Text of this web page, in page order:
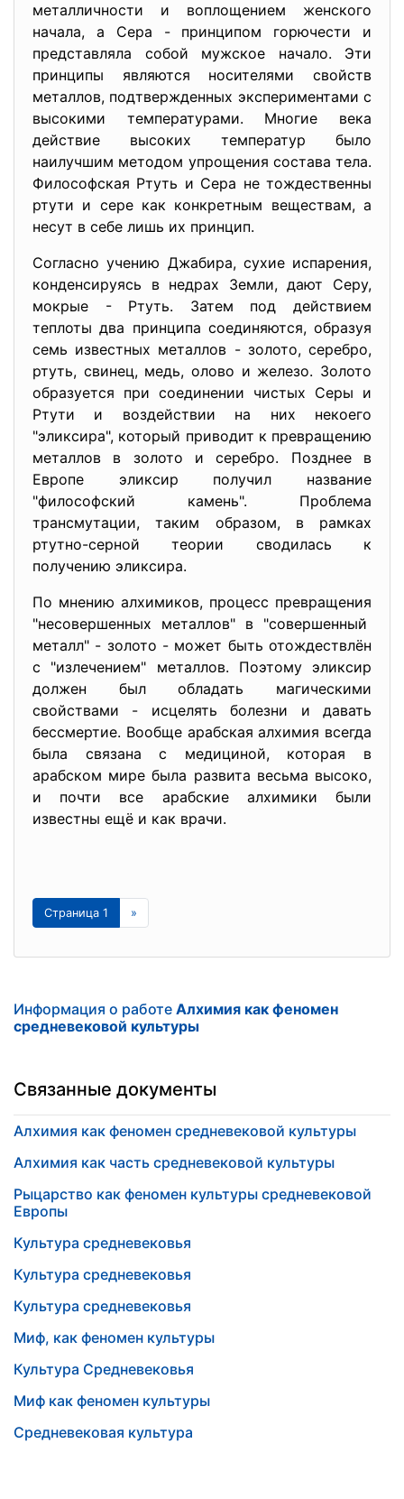
металличности и воплощением женского
начала, а Сера - принципом горючести и
представляла собой мужское начало. Эти
принципы являются носителями свойств
металлов, подтвержденных экспериментами с
высокими температурами. Многие века
действие высоких температур было
наилучшим методом упрощения состава тела.
Философская Ртуть и Сера не тождественны
ртути и сере как конкретным веществам, а
несут в себе лишь их принцип.
Согласно учению Джабира, сухие испарения,
конденсируясь в недрах Земли, дают Серу,
мокрые - Ртуть. Затем под действием
теплоты два принципа соединяются, образуя
семь известных металлов - золото, серебро,
ртуть, свинец, медь, олово и железо. Золото
образуется при соединении чистых Серы и
Ртути и воздействии на них некоего
"эликсира", который приводит к превращению
металлов в золото и серебро. Позднее в
Европе эликсир получил название
"философский камень". Проблема
трансмутации, таким образом, в рамках
ртутно-серной теории сводилась к
получению эликсира.
По мнению алхимиков, процесс превращения
"несовершенных металлов" в "совершенный
металл" - золото - может быть отождествлён
с "излечением" металлов. Поэтому эликсир
должен был обладать магическими
свойствами - исцелять болезни и давать
бессмертие. Вообще арабская алхимия всегда
была связана с медициной, которая в
арабском мире была развита весьма высоко,
и почти все арабские алхимики были
известны ещё и как врачи.
Страница 1 »
Информация о работе Алхимия как феномен
средневековой культуры
Связанные документы
Алхимия как феномен средневековой культуры
Алхимия как часть средневековой культуры
Рыцарство как феномен культуры средневековой
Европы
Культура средневековья
Культура средневековья
Культура средневековья
Миф, как феномен культуры
Культура Средневековья
Миф как феномен культуры
Средневековая культура